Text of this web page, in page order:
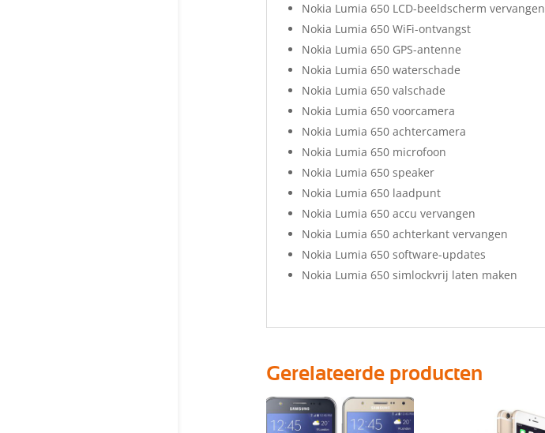
Nokia Lumia 650 LCD-beeldscherm vervangen
Nokia Lumia 650 WiFi-ontvangst
Nokia Lumia 650 GPS-antenne
Nokia Lumia 650 waterschade
Nokia Lumia 650 valschade
Nokia Lumia 650 voorcamera
Nokia Lumia 650 achtercamera
Nokia Lumia 650 microfoon
Nokia Lumia 650 speaker
Nokia Lumia 650 laadpunt
Nokia Lumia 650 accu vervangen
Nokia Lumia 650 achterkant vervangen
Nokia Lumia 650 software-updates
Nokia Lumia 650 simlockvrij laten maken
Gerelateerde producten